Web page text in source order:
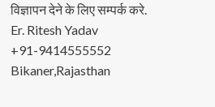
विज्ञापन देने के लिए सम्पर्क करे.
Er. Ritesh Yadav
+91-9414555552
Bikaner,Rajasthan